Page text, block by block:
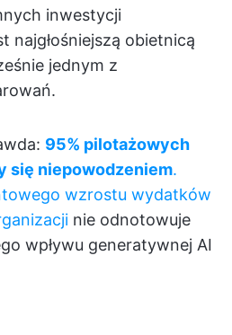
inwestycji
najgłośniejszą obietnicą
jednym z
95% pilotażowych
się niepowodzeniem.
wzrostu wydatków
nie odnotowuje
wpływu generatywnej AI